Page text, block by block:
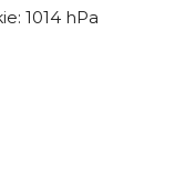
1014 hPa